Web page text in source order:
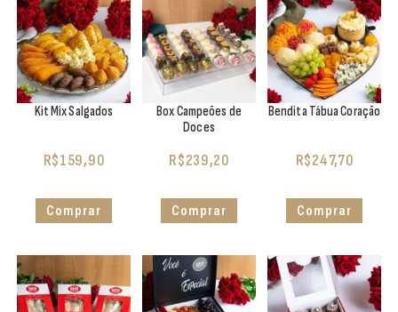
Kit Mix Salgados
R$159,90
Comprar
Box Campeões de
Doces
R$239,20
Comprar
Bendita Tábua Coração
R$247,70
Comprar